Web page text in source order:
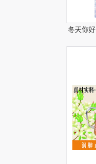
冬天你好